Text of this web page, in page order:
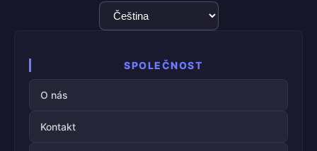
Výběr
jazyka
SPOLEČNOST
O nás
Kontakt